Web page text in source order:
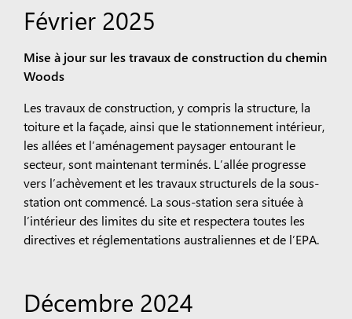
Février 2025
Mise à jour sur les travaux de construction du chemin
Woods
Les travaux de construction, y compris la structure, la
toiture et la façade, ainsi que le stationnement intérieur,
les allées et l’aménagement paysager entourant le
secteur, sont maintenant terminés. L’allée progresse
vers l’achèvement et les travaux structurels de la sous-
station ont commencé. La sous-station sera située à
l’intérieur des limites du site et respectera toutes les
directives et réglementations australiennes et de l’EPA.
Décembre 2024